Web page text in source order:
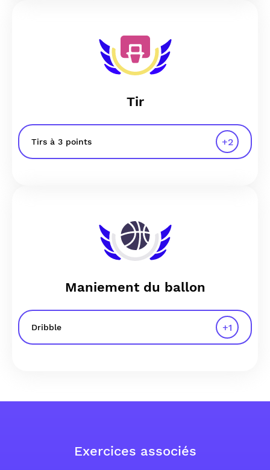
Tir
Tirs à 3 points +2
Maniement du ballon
Dribble +1
Exercices associés